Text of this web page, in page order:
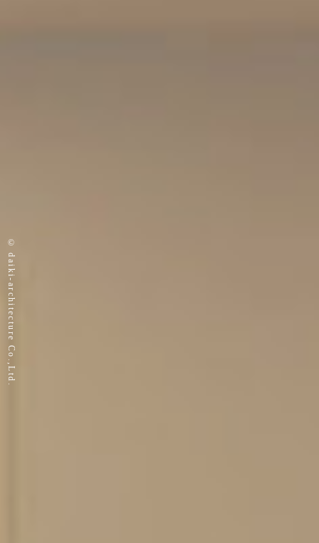
© daiki-architecture Co.,Ltd.